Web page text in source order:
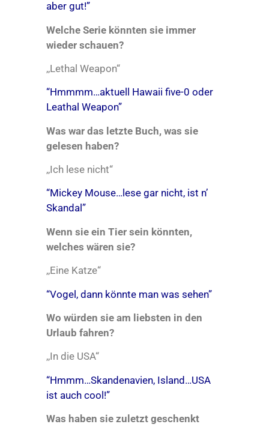
aber gut!”
Welche Serie könnten sie immer
wieder schauen?
,,Lethal Weapon“
“Hmmmm…aktuell Hawaii five-0 oder
Leathal Weapon”
Was war das letzte Buch, was sie
gelesen haben?
,,Ich lese nicht“
“Mickey Mouse…lese gar nicht, ist n’
Skandal”
Wenn sie ein Tier sein könnten,
welches wären sie?
,,Eine Katze“
“Vogel, dann könnte man was sehen”
Wo würden sie am liebsten in den
Urlaub fahren?
,,In die USA“
“Hmmm…Skandenavien, Island…USA
ist auch cool!”
Was haben sie zuletzt geschenkt